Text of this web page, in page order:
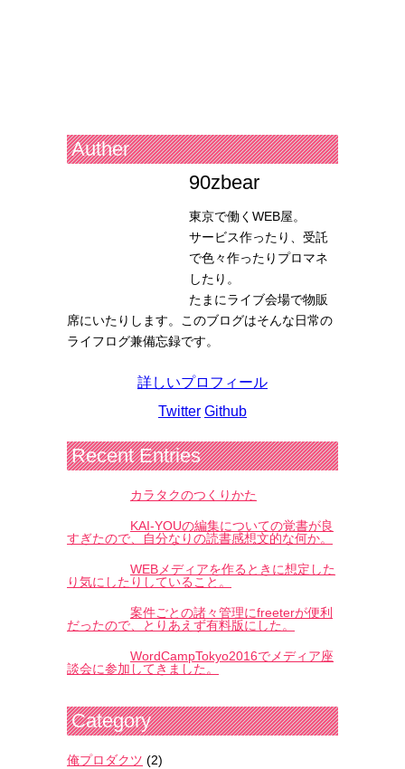
Auther
90zbear
東京で働くWEB屋。
サービス作ったり、受託
で色々作ったりプロマネ
したり。
たまにライブ会場で物販
席にいたりします。このブログはそんな日常の
ライフログ兼備忘録です。
詳しいプロフィール
Twitter Github
Recent Entries
カラタクのつくりかた
KAI-YOUの編集についての覚書が良
すぎたので、自分なりの読書感想文的な何か。
WEBメディアを作るときに想定した
り気にしたりしていること。
案件ごとの諸々管理にfreeterが便利
だったので、とりあえず有料版にした。
WordCampTokyo2016でメディア座
談会に参加してきました。
Category
俺プロダクツ (2)